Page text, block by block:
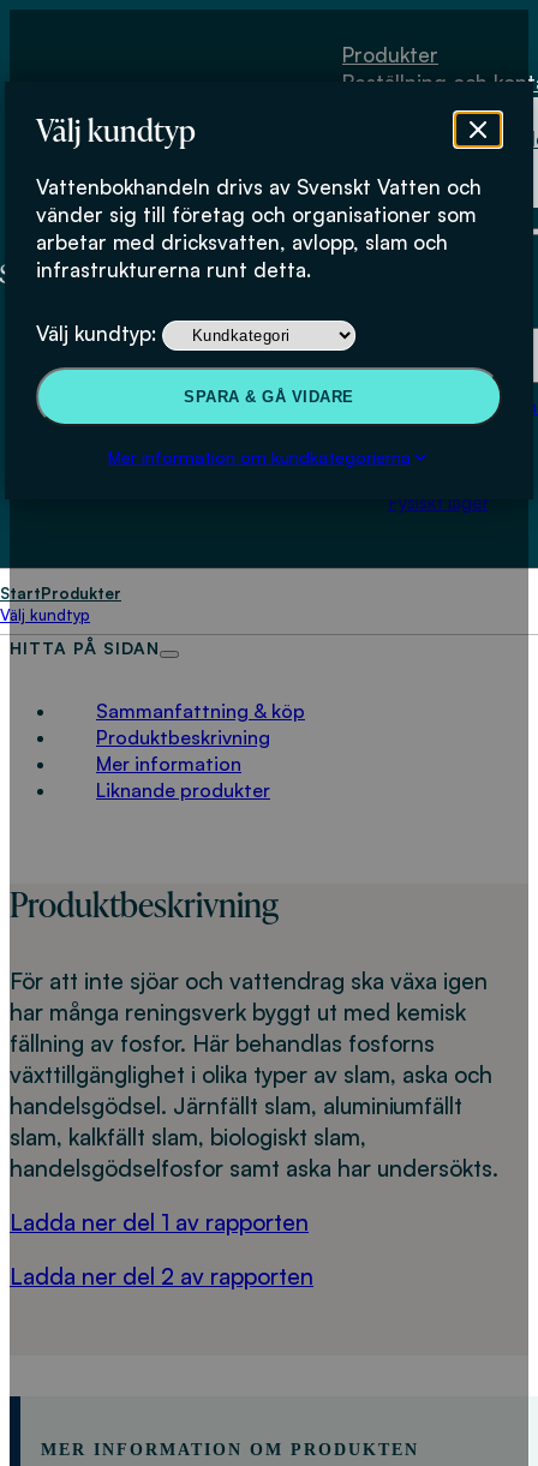
Välj kundtyp
Vattenbokhandeln drivs av Svenskt Vatten och
vänder sig till företag och organisationer som
arbetar med dricksvatten, avlopp, slam och
infrastrukturerna runt detta.
Välj kundtyp:
SPARA & GÅ VIDARE
Mer information om kundkategorierna
Produkter
Beställning och
Fysiskt lager
Beställning och kontakt
Om
Köpvillkor
Fysiskt lager
StartProdukter
Välj kundtyp
Fosforns växttillgänglighet i
HITTA PÅ SIDAN
Sammanfattning & köp
Produktbeskrivning
Mer information
Liknande produkter
Produktbeskrivning
För att inte sjöar och vattendrag ska växa igen
har många reningsverk byggt ut med kemisk
fällning av fosfor. Här behandlas fosforns
växttillgänglighet i olika typer av slam, aska och
handelsgödsel. Järnfällt slam, aluminiumfällt
slam, kalkfällt slam, biologiskt slam,
handelsgödselfosfor samt aska har undersökts.
Ladda ner del 1 av rapporten
Ladda ner del 2 av rapporten
MER INFORMATION OM PRODUKTEN